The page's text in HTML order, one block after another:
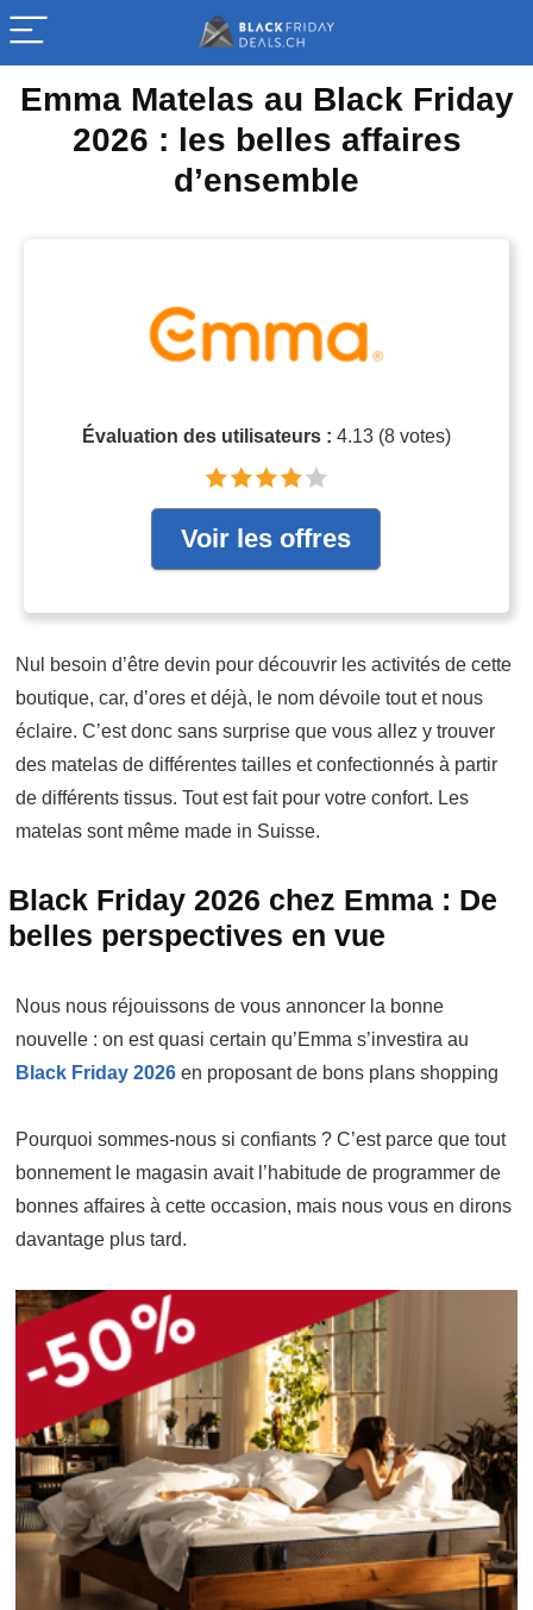
Emma Matelas au Black Friday
2026 : les belles affaires
d’ensemble
Évaluation des utilisateurs : 4.13 (8votes)
Voir les offres
Nul besoin d’être devin pour découvrir les activités de cette
boutique, car, d’ores et déjà, le nom dévoile tout et nous
éclaire. C’est donc sans surprise que vous allez y trouver
des matelas de différentes tailles et confectionnés à partir
de différents tissus. Tout est fait pour votre confort. Les
matelas sont même made in Suisse.
Black Friday 2026 chez Emma : De
belles perspectives en vue
Nous nous réjouissons de vous annoncer la bonne
nouvelle : on est quasi certain qu’Emma s’investira au
Black Friday 2026 en proposant de bons plans shopping
Pourquoi sommes-nous si confiants ? C’est parce que tout
bonnement le magasin avait l’habitude de programmer de
bonnes affaires à cette occasion, mais nous vous en dirons
davantage plus tard.